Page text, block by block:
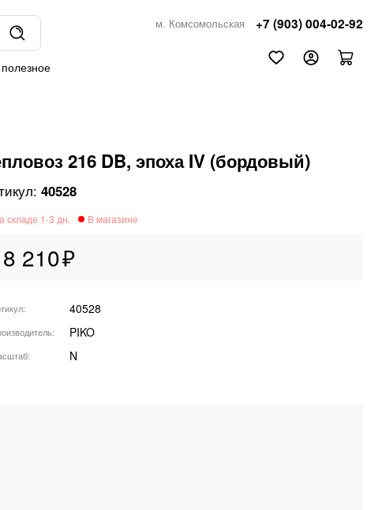
м. Комсомольская +7 (903) 004-02-92
216 DB, эпоха IV (бордовый)
40528
210
40528
PIKO
N